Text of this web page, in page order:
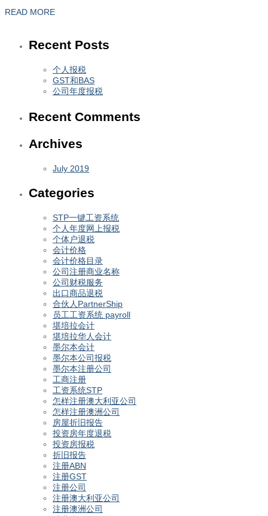
READ MORE
Recent Posts
个人报税
GST和BAS
公司年度报税
Recent Comments
Archives
July 2019
Categories
STP一键工资系统
个人年度网上报税
个体户退税
会计价格
会计价格目录
公司注册商业名称
公司财税服务
出口商品退税
合伙人PartnerShip
员工工资系统 payroll
堪培拉会计
堪培拉华人会计
墨尔本会计
墨尔本公司报税
墨尔本注册公司
工商注册
工资系统STP
怎样注册澳大利亚公司
怎样注册澳洲公司
房屋折旧报告
投资房年度退税
投资房报税
折旧报告
注册ABN
注册GST
注册公司
注册澳大利亚公司
注册澳洲公司